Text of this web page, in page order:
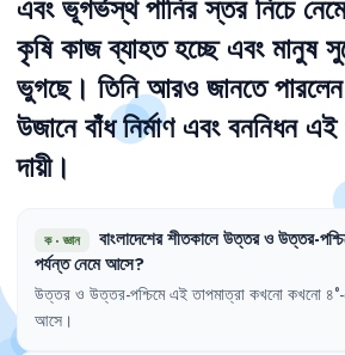
এবং ভূগর্ভস্থ পানির স্তর নিচে নেমে
কৃষি কাজ ব্যাহত হচ্ছে এবং মানুষ
ভুগছে। তিনি আরও জানতে পারলেন
উজানে বাঁধ নির্মাণ এবং বননিধন এই
দায়ী।
ক·জ্ঞান বাংলাদেশেরশীতকালেউত্তরওউত্তর-
পর্যন্তনেমেআসে?
উত্তর ও উত্তর-পশ্চিমে এই তাপমাত্রা কখনো কখনো
আসে ।